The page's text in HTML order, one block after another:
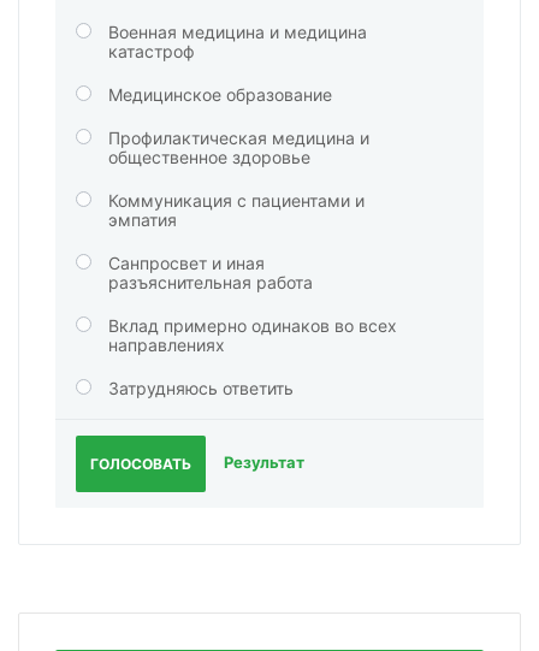
Военная медицина и медицина
катастроф
Медицинское образование
Профилактическая медицина и
общественное здоровье
Коммуникация с пациентами и
эмпатия
Санпросвет и иная
разъяснительная работа
Вклад примерно одинаков во всех
направлениях
Затрудняюсь ответить
ГОЛОСОВАТЬ Результат